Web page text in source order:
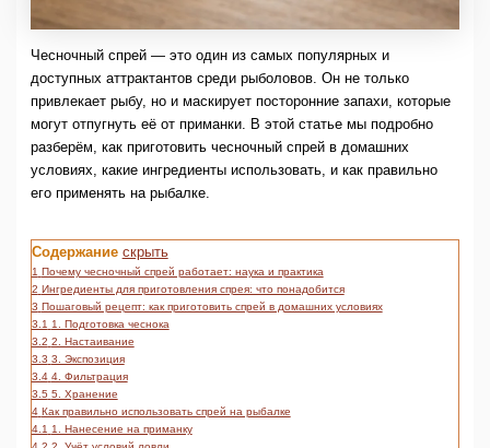
Чесночный спрей — это один из самых популярных и
доступных аттрактантов среди рыболовов. Он не только
привлекает рыбу, но и маскирует посторонние запахи, которые
могут отпугнуть её от приманки. В этой статье мы подробно
разберём, как приготовить чесночный спрей в домашних
условиях, какие ингредиенты использовать, и как правильно
его применять на рыбалке.
Содержание скрыть
1 Почему чесночный спрей работает: наука и практика
2 Ингредиенты для приготовления спрея: что понадобится
3 Пошаговый рецепт: как приготовить спрей в домашних условиях
3.1 1. Подготовка чеснока
3.2 2. Настаивание
3.3 3. Экспозиция
3.4 4. Фильтрация
3.5 5. Хранение
4 Как правильно использовать спрей на рыбалке
4.1 1. Нанесение на приманку